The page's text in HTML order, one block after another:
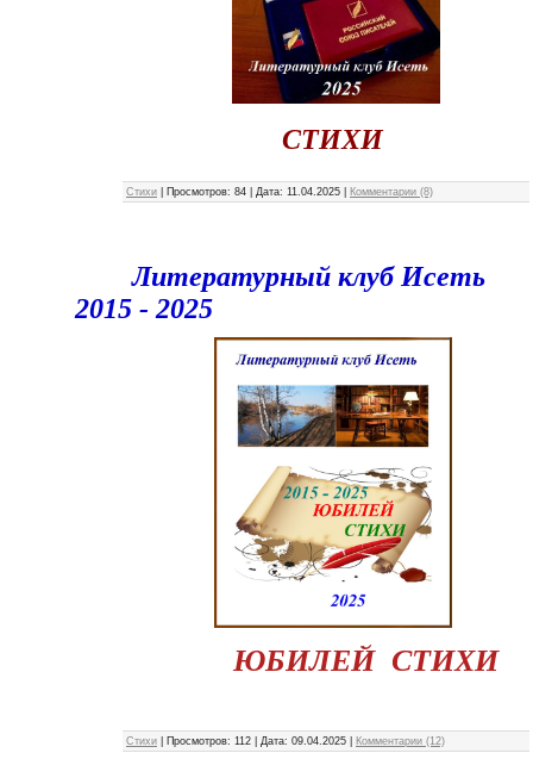
СТИХИ
Стихи Просмотров: 84 Дата: 11.04.2025 Комментарии (8)
Литературный клуб Исеть
2015 - 2025
ЮБИЛЕЙ СТИХИ
Стихи Просмотров: 112 Дата: 09.04.2025 Комментарии (12)